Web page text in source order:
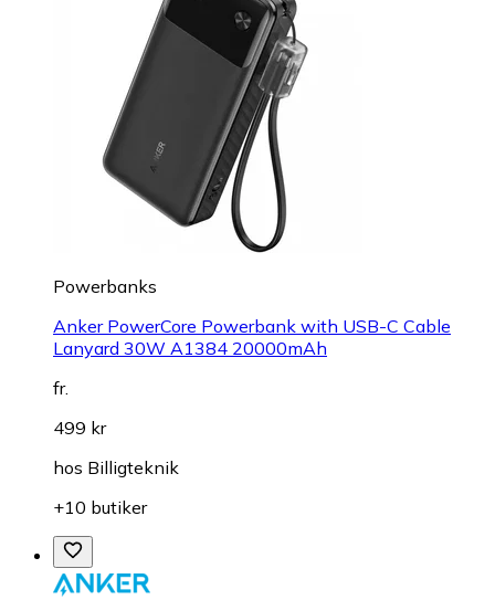
Powerbanks
Anker PowerCore Powerbank with USB-C Cable
Lanyard 30W A1384 20000mAh
fr.
499 kr
hos Billigteknik
+10 butiker